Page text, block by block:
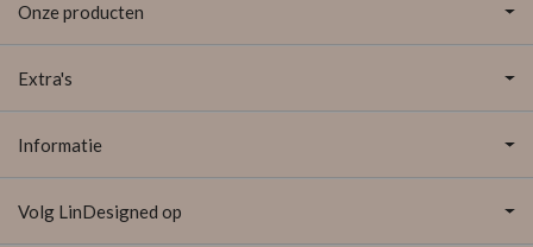
Onze producten
Extra's
Informatie
Volg LinDesigned op